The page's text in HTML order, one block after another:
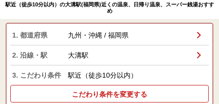
駅近（徒歩10分以内）の大溝駅(福岡県)近くの温泉、日帰り温泉、スーパー銭湯おすす
め
1. 都道府県 九州・沖縄 / 福岡県
2. 沿線・駅 大溝駅
3. こだわり条件 駅近（徒歩10分以内）
こだわり条件を変更する